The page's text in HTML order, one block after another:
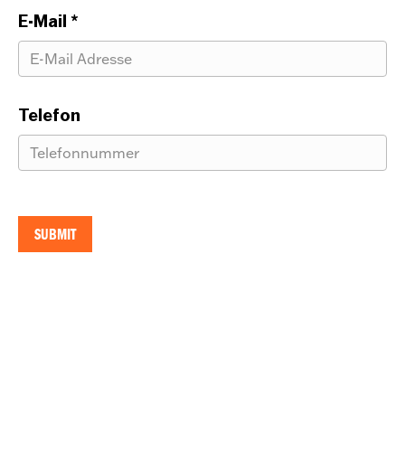
E-Mail *
Telefon
SUBMIT